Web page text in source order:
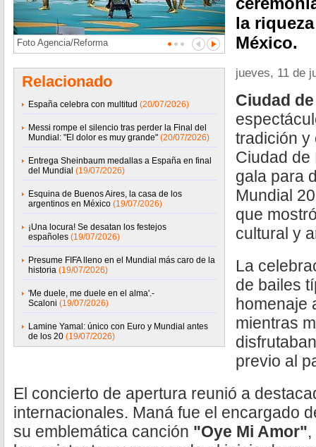
Foto Agencia/Reforma
Relacionado
España celebra con multitud (20/07/2026)
Messi rompe el silencio tras perder la Final del
Mundial: "El dolor es muy grande" (20/07/2026)
Entrega Sheinbaum medallas a España en final
del Mundial (19/07/2026)
Esquina de Buenos Aires, la casa de los
argentinos en México (19/07/2026)
¡Una locura! Se desatan los festejos
españoles (19/07/2026)
Presume FIFA lleno en el Mundial más caro de la
historia (19/07/2026)
'Me duele, me duele en el alma'.-
Scaloni (19/07/2026)
Lamine Yamal: único con Euro y Mundial antes
de los 20 (19/07/2026)
la
México.
jueves, 11 de
Ciudad
tradición y
Ciudad de
gala para
Mundial
que
cultural y
La
de bailes
homenaje
mientras
previo al
El concierto de apertura reunió a
internacionales. Maná fue el encargado
su emblemática canción "Oye Mi Amor"